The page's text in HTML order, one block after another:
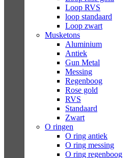
Loop RVS
loop standaard
Loop zwart
Musketons
Aluminium
Antiek
Gun Metal
Messing
Regenboog
Rose gold
RVS
Standaard
Zwart
O ringen
O ring antiek
O ring messing
O ring regenboog